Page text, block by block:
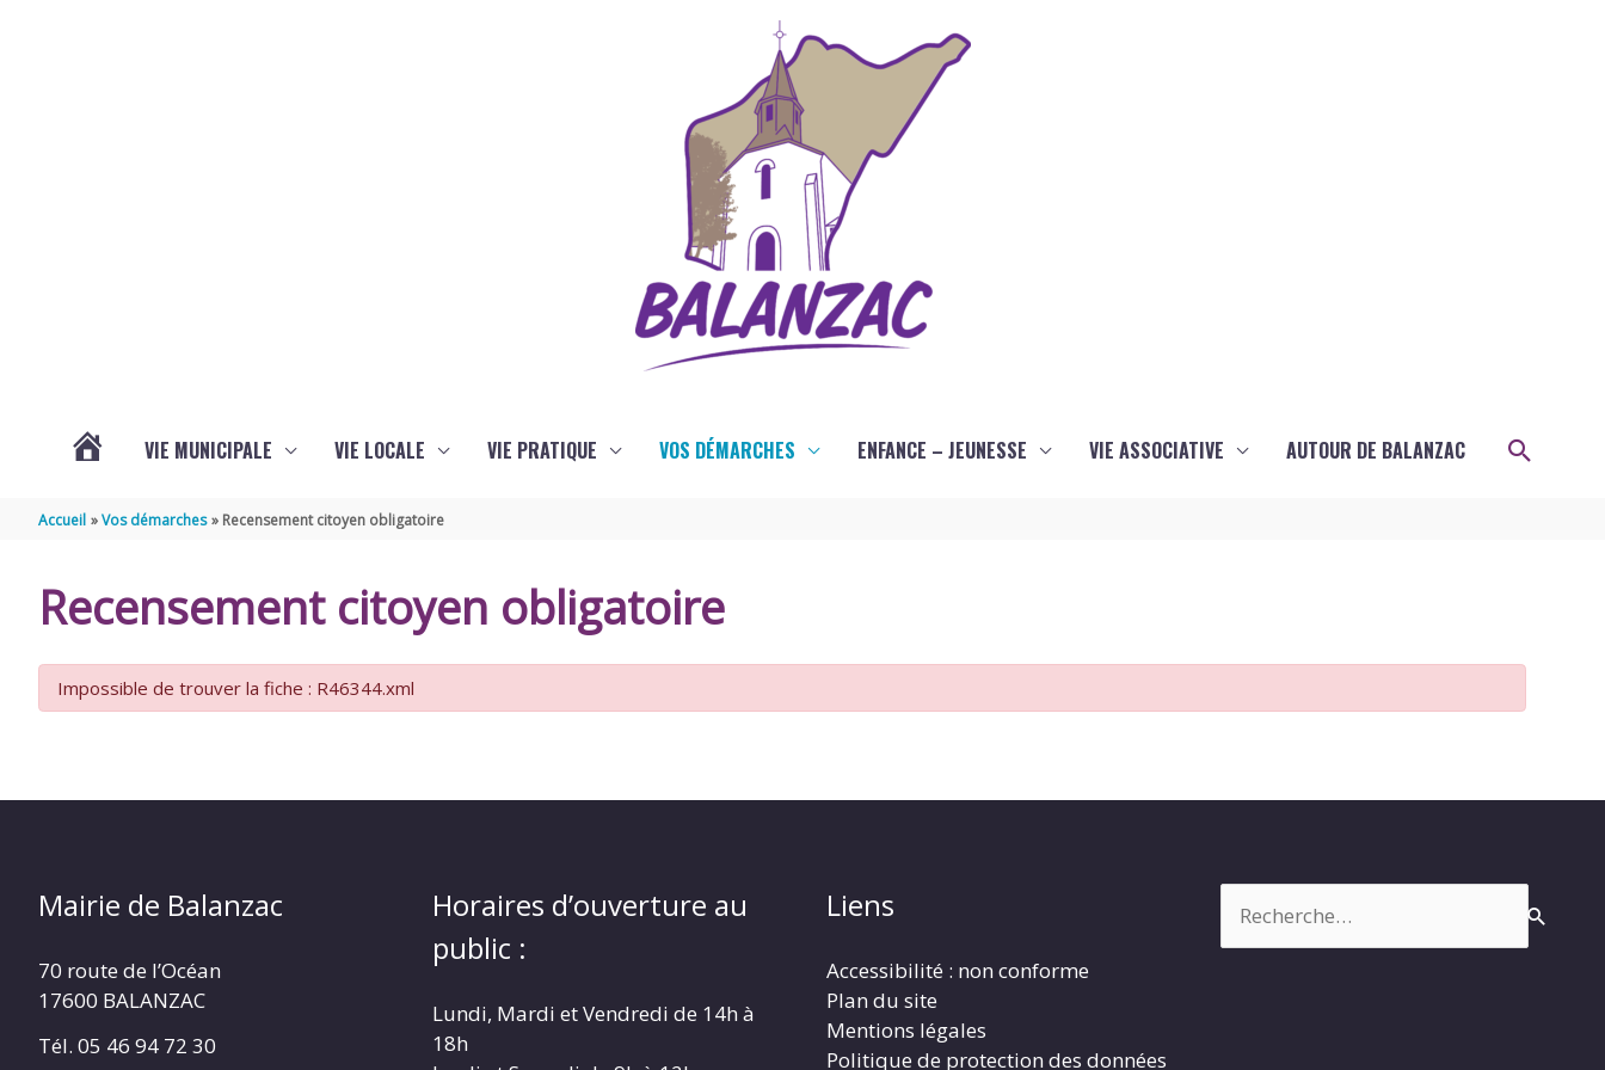
VIE MUNICIPALE VIE LOCALE VIE PRATIQUE VOS DÉMARCHES ENFANCE – JEUNESSE VIE ASSOCIATIVE AUTOUR DE BALANZAC
Accueil Vos démarches Recensement citoyen obligatoire
Recensement citoyen obligatoire
Impossible de trouver la fiche : R46344.xml
Mairie de Balanzac
70 route de l’Océan
17600 BALANZAC
Tél. 05 46 94 72 30
Horaires d’ouverture au
public :
Lundi, Mardi et Vendredi de 14h à
18h
Liens
Accessibilité : non conforme
Plan du site
Mentions légales
Politique de protection des données